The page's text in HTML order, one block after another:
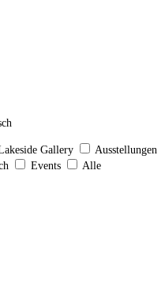
Gallery
Ausstellungen
Events
Alle